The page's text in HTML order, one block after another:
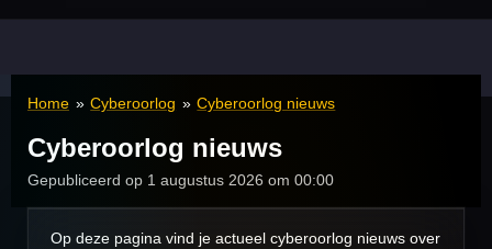
Home » Cyberoorlog » Cyberoorlog nieuws
Cyberoorlog nieuws
Gepubliceerd op 1 augustus 2026 om 00:00
Op deze pagina vind je actueel cyberoorlog nieuws over